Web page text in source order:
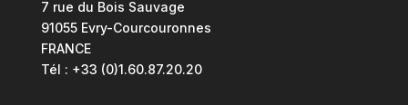
7 rue du Bois Sauvage
91055 Evry-Courcouronnes
FRANCE
Tél : +33 (0)1.60.87.20.20